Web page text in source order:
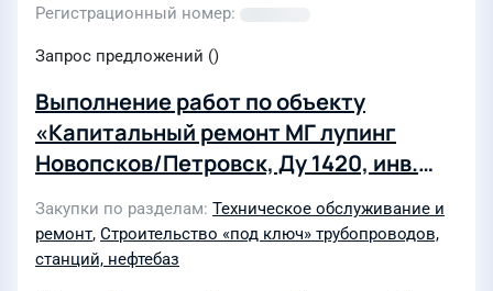
Регистрационный номер
Запрос предложений ()
Выполнение работ по объекту
«Капитальный ремонт МГ лупинг
Новопсков/Петровск, Ду 1420, инв.
№000182, ремонтируемый участок км
503 - 515. Замена труб. Сорумское
ЛПУМГ», протяженностью
Закупки по разделам Техническое обслуживание и
ремонт, Строительство «под ключ» трубопроводов,
станций, нефтебаз